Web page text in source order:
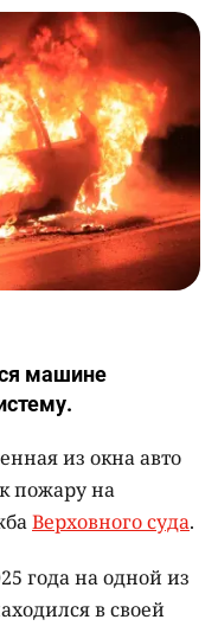
машине
из окна авто
пожару на
Верховного суда.
года на одной из
в своей